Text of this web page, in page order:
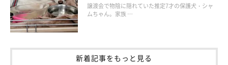
譲渡会で物陰に隠れていた推定7才の保護犬・シャ
ムちゃん。家族 …
新着記事をもっと見る